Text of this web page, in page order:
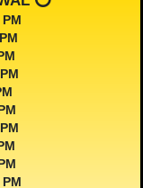
PM